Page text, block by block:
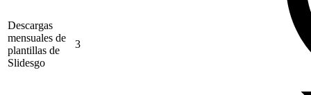
Descargas
mensuales de
plantillas de
Slidesgo
3